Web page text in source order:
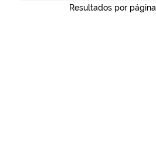
Resultados por página